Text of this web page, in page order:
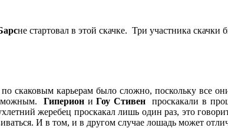
не стартовал в этой скачке. Три участника скачки
карьерам было сложно, поскольку все
Гиперион иГоу Стивен проскакали в
жеребец проскакал лишь один раз, это
И в том, и в другом случае лошадь может